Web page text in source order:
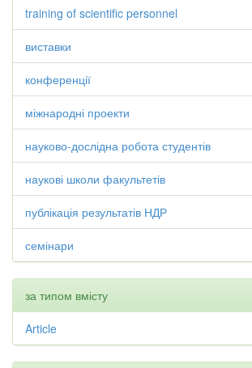
training of scientific personnel
виставки
конференції
міжнародні проекти
науково-дослідна робота студентів
наукові школи факультетів
публікація результатів НДР
семінари
за типом вмісту
Article